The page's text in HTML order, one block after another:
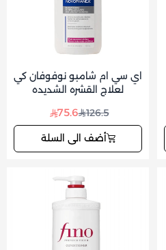
اي سي ام شامبو نوفوفان كي
لعلاج القشره الشديده
126.5
75.6
أضف الى السلة